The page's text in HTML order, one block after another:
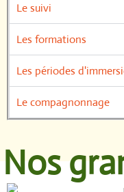
Le suivi
Les formations
Les périodes
Le compagnonnage
Nos